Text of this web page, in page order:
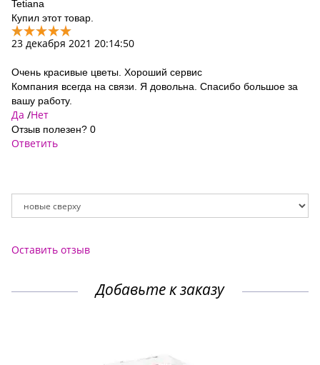
Tetiana
Купил этот товар.
23 декабря 2021 20:14:50
Очень красивые цветы. Хороший сервис
Компания всегда на связи. Я довольна. Спасибо большое за
вашу работу.
Да /Нет
Отзыв полезен? 0
Ответить
Оставить отзыв
Добавьте к заказу